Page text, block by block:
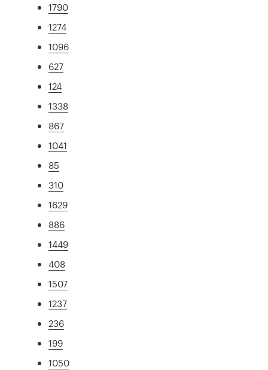
1790
1274
1096
627
124
1338
867
1041
85
310
1629
886
1449
408
1507
1237
236
199
1050